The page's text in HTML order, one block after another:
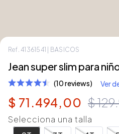
Ref.41361541 | BASICOS
Jean super slim para
(10 reviews) Ver
$ 71 .494,00 $129.
Selecciona una talla